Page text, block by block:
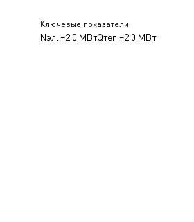
Ключевые показатели
Nэл. =2,0 МВтQтеп.=2,0 МВт